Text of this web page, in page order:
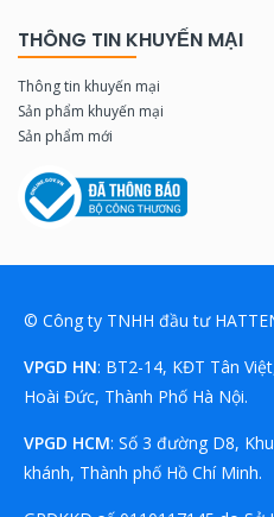
THÔNG TIN KHUYẾN MẠI
Thông tin khuyến mại
Sản phẩm khuyến mại
Sản phẩm mới
© Công ty TNHH đầu tư
VPGD HN: BT2-14, KĐT Tân
Hoài Đức, Thành Phố Hà Nội.
VPGD HCM: Số 3 đường D8,
khánh, Thành phố Hồ Chí Minh.